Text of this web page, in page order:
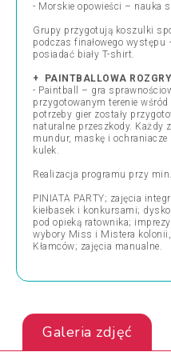
- Morskie opowieści – nauka
Grupy przygotują koszulki
podczas finałowego
posiadać biały T-shirt.
+ PAINTBALLOWA
- Paintball – gra
przygotowanym terenie
potrzeby gier zostały
naturalne przeszkody. Każdy
mundur, maskę i
kulek.
Realizacja programu przy
PINIATA PARTY; zajęcia
kiełbasek i konkursami;
pod opieką ratownika;
wybory Miss i Mistera kolonii,
Kłamców; zajęcia manualne.
Galeria zdjęć